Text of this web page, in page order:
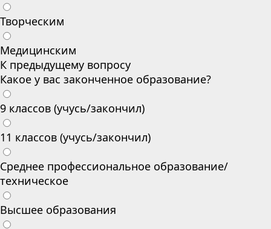
Творческим
Медицинским
К предыдущему вопросу
Какое у вас законченное образование?
9 классов (учусь/закончил)
11 классов (учусь/закончил)
Среднее профессиональное образование/
техническое
Высшее образования